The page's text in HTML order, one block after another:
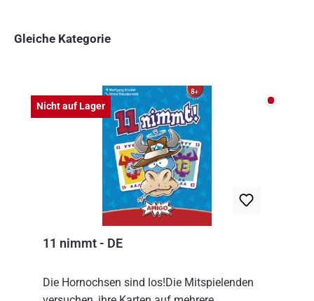
Gleiche Kategorie
Nicht auf Lager Nicht
11 nimmt - DE
Die Hornochsen sind los!Die Mitspielenden